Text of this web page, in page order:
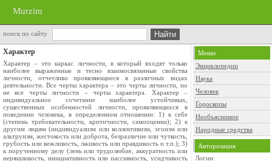
Murzim
поиск по сайту
Характер
Характер – это каркас личности, в который входят только
наиболее выраженные и тесно взаимосвязанные свойства
личности, отчетливо проявляющиеся в различных видах
деятельности. Все черты характера – это черты личности, но
не все черты личности – черты характера. Характер –
индивидуальное сочетание наиболее устойчивых,
существенных особенностей личности, проявляющихся в
поведении человека, в определенном отношении: 1) к себе
(степень требовательности, критичности, самооценки); 2) к
другим людям (индивидуализм или коллективизм, эгоизм или
альтруизм, жестокость или доброта, безразличие или чуткость,
грубость или вежливость, лживость или правдивость и т.п.); 3)
к порученному делу (лень или трудолюбие, аккуратность или
неряшливость, инициативность или пассивность, усидчивость
Меню
Энциклопедии
Наука
Человек
Гороскопы
Необъяснимое
Народные средства
Авторизация
Логин: